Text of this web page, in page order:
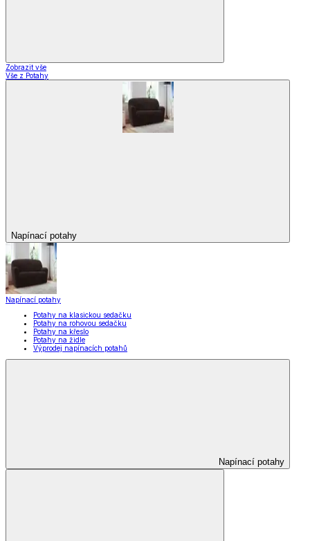
Zobrazit vše
Vše z Potahy
Napínací potahy
Napínací potahy
Potahy na klasickou sedačku
Potahy na rohovou sedačku
Potahy na křeslo
Potahy na židle
Výprodej napínacích potahů
Napínací potahy